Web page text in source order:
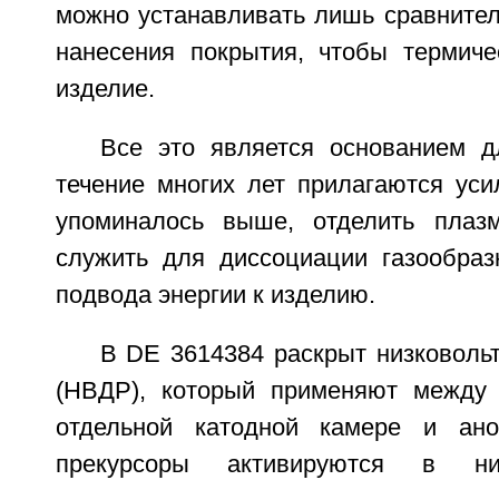
можно устанавливать лишь
нанесения покрытия, чтобы
изделие.
Все это является основанием
течение многих лет прилагаются
упоминалось выше, отделить
служить для диссоциации
подвода энергии к изделию.
В DE 3614384 раскрыт
(НВДР), который применяют между
отдельной катодной камере и
прекурсоры активируются в